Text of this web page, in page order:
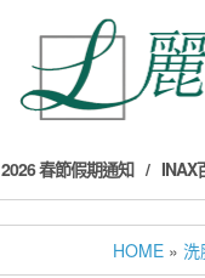
2026 春節假期通知 INAX
HOME »